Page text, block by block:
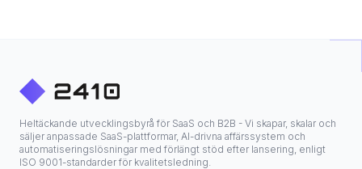
Heltäckande utvecklingsbyrå för SaaS och B2B - Vi skapar, skalar och
säljer anpassade SaaS-plattformar, AI-drivna affärssystem och
automatiseringslösningar med förlängt stöd efter lansering, enligt
ISO 9001-standarder för kvalitetsledning.